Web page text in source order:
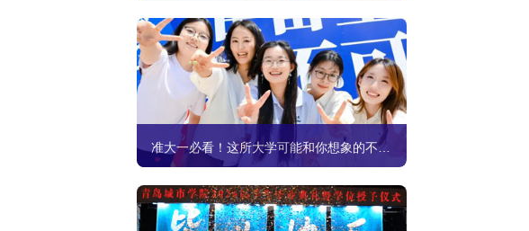
准大一必看！这所大学可能和你想象的不一样